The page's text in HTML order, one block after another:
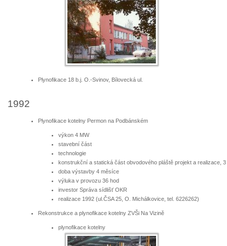
Plynofikace 18 b.j. O.-Svinov, Bílovecká ul.
1992
Plynofikace kotelny Permon na Podbánském
výkon 4 MW
stavební část
technologie
konstrukční a statická část obvodového pláště projekt a realizace,
doba výstavby 4 měsíce
výluka v provozu 36 hod
investor Správa sídlišť OKR
realizace 1992 (ul.ČSA 25, O. Michálkovice, tel. 6226262)
Rekonstrukce a plynofikace kotelny ZVŠi Na Vizině
plynofikace kotelny